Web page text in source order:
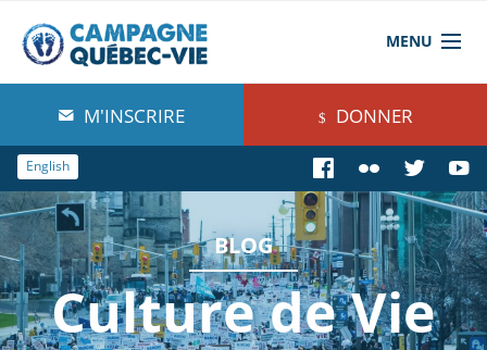
MENU
À propos de nous
Blog
Comprendre
Agir
Boutique
M'INSCRIRE DONNER
English
BLOG
Culture de Vie